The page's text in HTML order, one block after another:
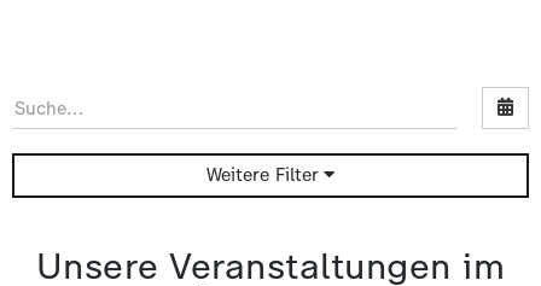
Weitere Filter
Unsere Veranstaltungen im